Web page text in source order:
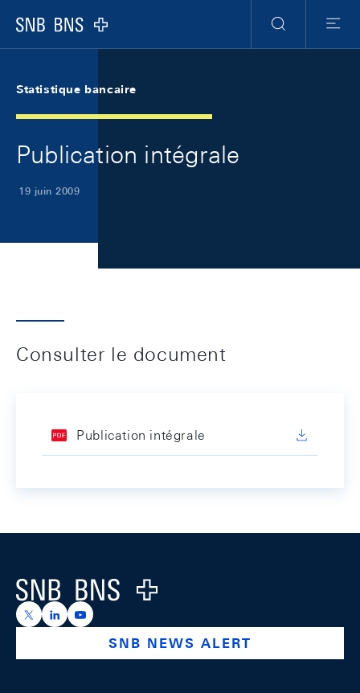
Logo
RechercheMenu
Statistique bancaire
Publication intégrale
19 juin 2009
Consulter le document
Publication intégrale
Logo
https://x.com/snb_bns
https://ch.linkedin.com/company/swiss-national-
https://www.youtube.com/@swissnationalbank
SNB NEWS ALERT